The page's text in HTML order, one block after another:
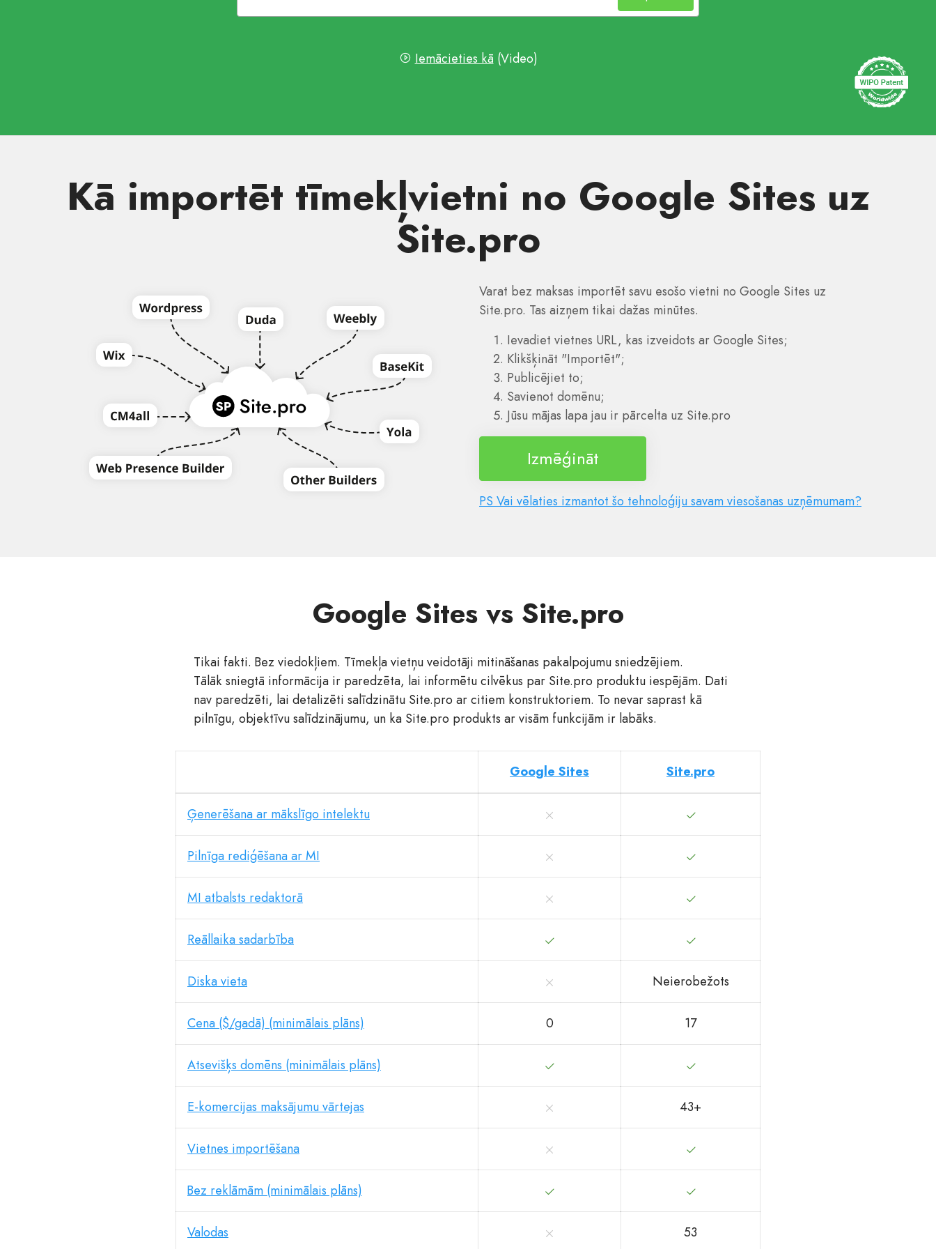
Iemācieties kā (Video)
Kā importēt tīmekļvietni no Google Sites uz
Site.pro
Varat bez maksas importēt savu esošo vietni no Google Sites uz
Site.pro. Tas aizņem tikai dažas minūtes.
Ievadiet vietnes URL, kas izveidots ar Google Sites;
Klikšķināt "Importēt";
Publicējiet to;
Savienot domēnu;
Jūsu mājas lapa jau ir pārcelta uz Site.pro
Izmēģināt
PS Vai vēlaties izmantot šo tehnoloģiju savam viesošanas uzņēmumam?
Google Sites vs Site.pro
Tikai fakti. Bez viedokļiem. Tīmekļa vietņu veidotāji mitināšanas pakalpojumu sniedzējiem.
Tālāk sniegtā informācija ir paredzēta, lai informētu cilvēkus par Site.pro produktu iespējām. Dati
nav paredzēti, lai detalizēti salīdzinātu Site.pro ar citiem konstruktoriem. To nevar saprast kā
pilnīgu, objektīvu salīdzinājumu, un ka Site.pro produkts ar visām funkcijām ir labāks.
Google Sites Site.pro
Ģenerēšana ar mākslīgo intelektu
Pilnīga rediģēšana ar MI
MI atbalsts redaktorā
Reāllaika sadarbība
Diska vieta Neierobežots
Cena ($/gadā) (minimālais plāns) 0 17
Atsevišķs domēns (minimālais plāns)
E-komercijas maksājumu vārtejas 43+
Vietnes importēšana
Bez reklāmām (minimālais plāns)
Valodas 53